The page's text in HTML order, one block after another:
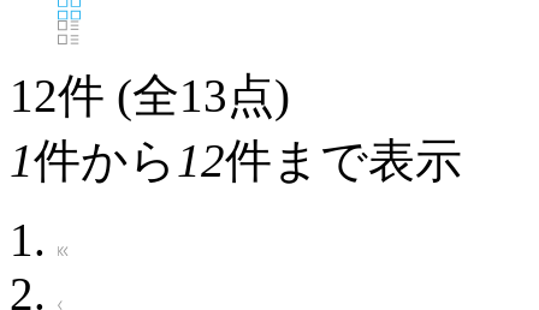
12件 (全13点)
1件から 12件まで表示